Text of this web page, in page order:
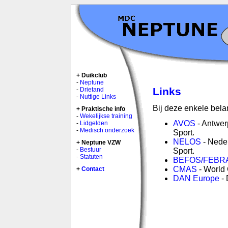
Duikclub
Neptune
Drietand
Nuttige Links
Praktische info
Wekelijkse training
Lidgelden
Medisch onderzoek
Neptune VZW
Bestuur
Statuten
Contact
Links
Bij deze enkele
AVOS -
Sport.
NELOS -
Sport.
BEFOS/
CMAS - World
DAN Europe -